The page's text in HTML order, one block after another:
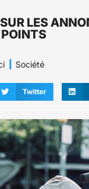
LES
Société
Twitter